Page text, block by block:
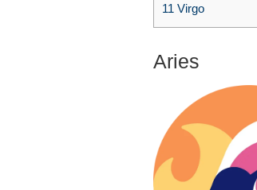
11 Virgo
Aries